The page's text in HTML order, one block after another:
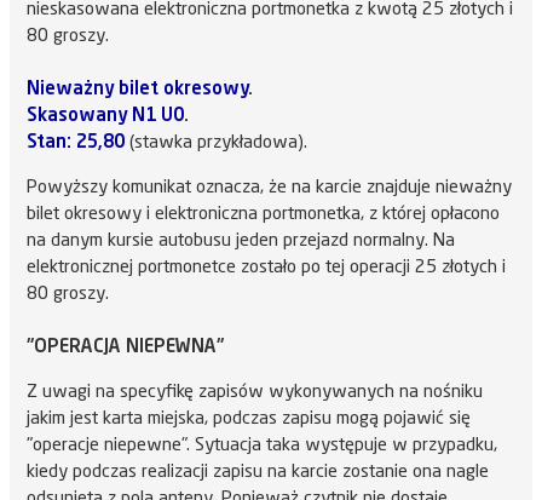
nieskasowana elektroniczna portmonetka z kwotą 25 złotych i
80 groszy.
Nieważny bilet okresowy.
Skasowany N1 U0.
Stan: 25,80 (stawka przykładowa).
Powyższy komunikat oznacza, że na karcie znajduje nieważny
bilet okresowy i elektroniczna portmonetka, z której opłacono
na danym kursie autobusu jeden przejazd normalny. Na
elektronicznej portmonetce zostało po tej operacji 25 złotych i
80 groszy.
"OPERACJA NIEPEWNA"
Z uwagi na specyfikę zapisów wykonywanych na nośniku
jakim jest karta miejska, podczas zapisu mogą pojawić się
"operacje niepewne". Sytuacja taka występuje w przypadku,
kiedy podczas realizacji zapisu na karcie zostanie ona nagle